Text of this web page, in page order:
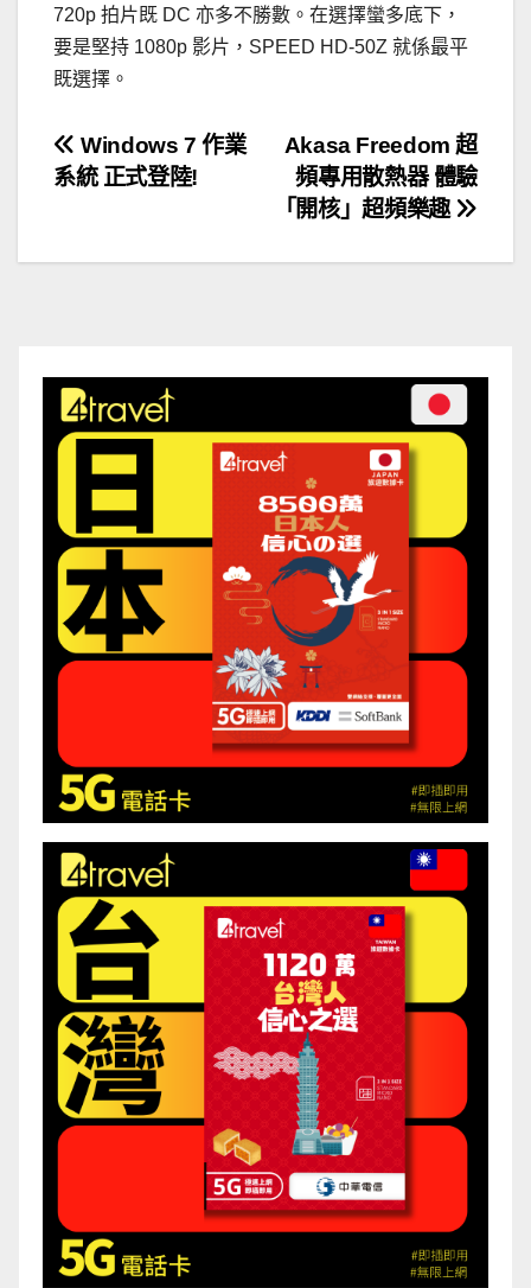
720p 拍片既 DC 亦多不勝數。在選擇蠻多底下，
要是堅持 1080p 影片，SPEED HD-50Z 就係最平
既選擇。
文
章
導
Akasa Freedom 超
頻專用散熱器 體驗
「開核」超頻樂趣
Windows 7 作業
系統 正式登陸!